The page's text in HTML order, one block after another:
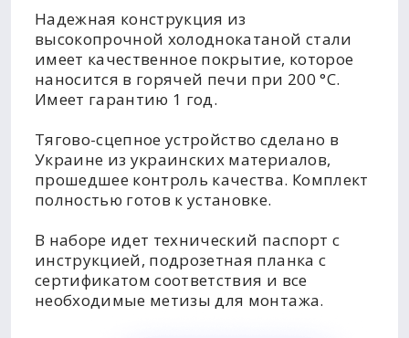
Надежная конструкция из
высокопрочной холоднокатаной стали
имеет качественное покрытие, которое
наносится в горячей печи при 200 °C.
Имеет гарантию 1 год.
Тягово-сцепное устройство сделано в
Украине из украинских материалов,
прошедшее контроль качества. Комплект
полностью готов к установке.
В наборе идет технический паспорт с
инструкцией, подрозетная планка с
сертификатом соответствия и все
необходимые метизы для монтажа.